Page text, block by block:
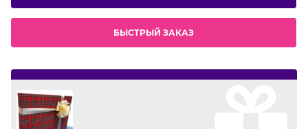
БЫСТРЫЙ ЗАКАЗ